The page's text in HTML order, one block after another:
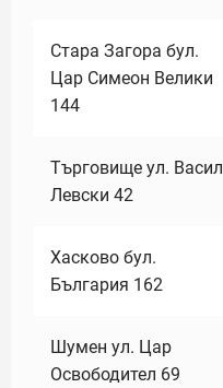
Стара Загора бул.
Цар Симеон Велики
144
Търговище ул. Васил
Левски 42
Хасково бул.
България 162
Шумен ул. Цар
Освободител 69